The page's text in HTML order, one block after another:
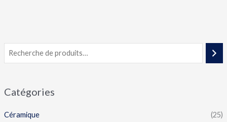
Catégories
Céramique
(25)